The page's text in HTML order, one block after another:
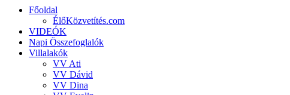
Főoldal
ÉlőKözvetítés.com
VIDEÓK
Napi Összefoglalók
Villalakók
VV Ati
VV Dávid
VV Dina